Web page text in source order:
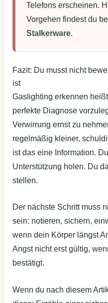
Telefons erscheinen.
Vorgehen findest du
Stalkerware.
Fazit: Du musst nicht
ist
Gaslighting erkennen
perfekte Diagnose
Verwirrung ernst zu
regelmäßig kleiner,
ist das eine Information.
Unterstützung holen. Du
stellen.
Der nächste Schritt muss
sein: notieren, sichern,
wenn dein Körper längst
Angst nicht erst gültig,
bestätigt.
Wenn du nach diesem